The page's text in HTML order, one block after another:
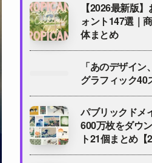
【2026最新版
ォント147選｜
体まとめ
「あのデザイ
グラフィック40
パブリックドメ
600万枚をダウ
ト21個まとめ【